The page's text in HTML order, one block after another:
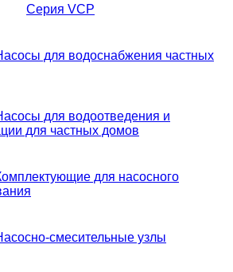
Серия VCP
для водоснабжения частных
для водоотведения и
для частных домов
для насосного
смесительные узлы